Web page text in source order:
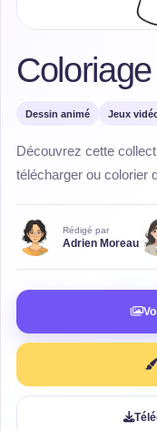
Dessin animé Jeux
Découvrez cette
télécharger ou colorier
Rédigé par
Adrien Moreau